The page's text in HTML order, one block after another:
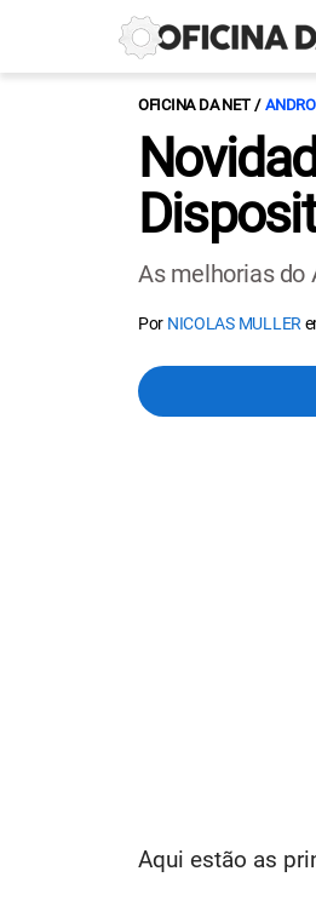
OFICINA DA NET
As melhorias do
Por NICOLAS MULLER
Aqui estão as